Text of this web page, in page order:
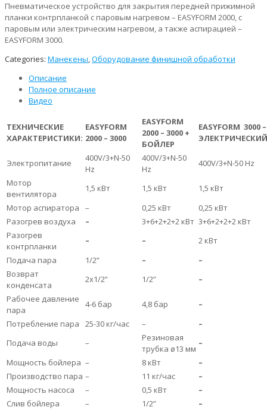
Пневматическое устройство для закрытия передней прижимной
планки контрпланкой с паровым нагревом – EASYFORM 2000, с
паровым или электрическим нагревом, а также аспирацией –
EASYFORM 3000.
Categories: Манекены,Оборудование финишной обработки
Описание
Полное описание
Видео
ТЕХНИЧЕСКИЕ
ХАРАКТЕРИСТИКИ:
EASYFORM
2000 – 3000
EASYFORM
2000 – 3000 +
БОЙЛЕР
EASYFORM 3000 –
ЭЛЕКТРИЧЕСКИЙ
Электропитание
400V/3+N-50
Hz
400V/3+N-50
Hz
400V/3+N-50 Hz
Мотор
вентилятора
1,5 кВт 1,5 кВт
1,5 кВт
Мотор аспиратора
– 0,25 кВт
0,25 кВт
Разогрев воздуха
– 3+6+2+2+2 кВт 3+6+2+2+2 кВт
Разогрев
контрпланки
– –
2 кВт
Подача пара
1/2” –
–
Возврат
конденсата
2х1/2” 1/2”
–
Рабочее давление
пара
4-6 бар 4,8 бар
–
Потребление пара
25-30 кг/час –
–
Подача воды
–
Резиновая
трубка ø13 мм
–
Мощность бойлера – 8 кВт
–
Производство пара – 11 кг/час
–
Мощность насоса
– 0,5 кВт
–
Слив бойлера
– 1/2”
–